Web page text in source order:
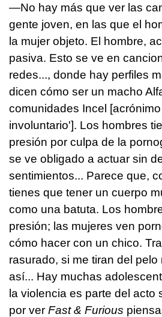
—No hay más que ver las
gente joven, en las que el
la mujer objeto. El hombre,
pasiva. Esto se ve en
redes..., donde hay perfiles
dicen cómo ser un macho
comunidades Incel [acrónimo
involuntario']. Los hombres
presión por culpa de la
se ve obligado a actuar sin
sentimientos... Parece que,
tienes que tener un cuerpo
como una batuta. Los
presión; las mujeres ven
cómo hacer con un chico.
rasurado, si me tiran del
así... Hay muchas
la violencia es parte del acto
por ver Fast & Furious